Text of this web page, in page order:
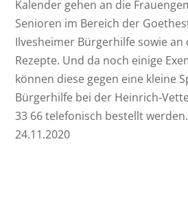
Kalender gehen an die
Senioren im Bereich der
Ilvesheimer Bürgerhilfe sowie
Rezepte. Und da noch einige
können diese gegen eine kleine
Bürgerhilfe bei der Heinrich-
33 66 telefonisch bestellt
24.11.2020